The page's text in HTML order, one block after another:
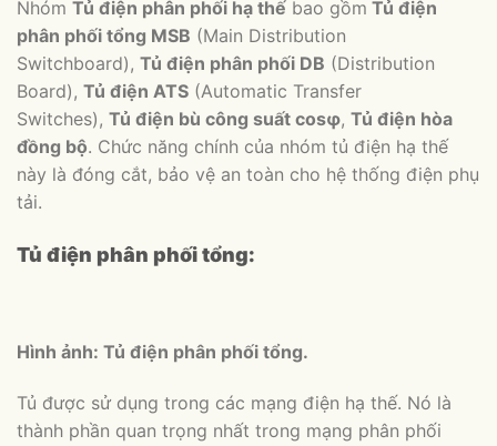
Nhóm Tủ điện phân phối hạ thế bao gồm Tủ điện
phân phối tổng MSB (Main Distribution
Switchboard), Tủ điện phân phối DB (Distribution
Board), Tủ điện ATS (Automatic Transfer
Switches), Tủ điện bù công suất cosφ, Tủ điện hòa
đồng bộ. Chức năng chính của nhóm tủ điện hạ thế
này là đóng cắt, bảo vệ an toàn cho hệ thống điện phụ
tải.
Tủ điện phân phối tổng:
Hình ảnh: Tủ điện phân phối tổng.
Tủ được sử dụng trong các mạng điện hạ thế. Nó là
thành phần quan trọng nhất trong mạng phân phối